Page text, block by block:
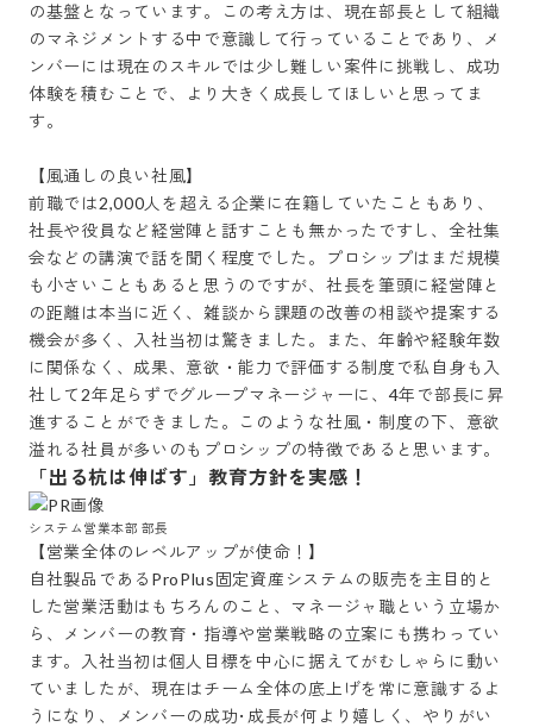
の基盤となっています。この考え方は、現在部長として組織
のマネジメントする中で意識して行っていることであり、メ
ンバーには現在のスキルでは少し難しい案件に挑戦し、成功
体験を積むことで、より大きく成長してほしいと思ってま
す。
【風通しの良い社風】
前職では2,000人を超える企業に在籍していたこともあり、
社長や役員など経営陣と話すことも無かったですし、全社集
会などの講演で話を聞く程度でした。プロシップはまだ規模
も小さいこともあると思うのですが、社長を筆頭に経営陣と
の距離は本当に近く、雑談から課題の改善の相談や提案する
機会が多く、入社当初は驚きました。また、年齢や経験年数
に関係なく、成果、意欲・能力で評価する制度で私自身も入
社して2年足らずでグループマネージャーに、4年で部長に昇
進することができました。このような社風・制度の下、意欲
溢れる社員が多いのもプロシップの特徴であると思います。
「出る杭は伸ばす」教育方針を実感！
システム営業本部 部長
【営業全体のレベルアップが使命！】
自社製品であるProPlus固定資産システムの販売を主目的と
した営業活動はもちろんのこと、マネージャ職という立場か
ら、メンバーの教育・指導や営業戦略の立案にも携わってい
ます。入社当初は個人目標を中心に据えてがむしゃらに動い
ていましたが、現在はチーム全体の底上げを常に意識するよ
うになり、メンバーの成功･成長が何より嬉しく、やりがい